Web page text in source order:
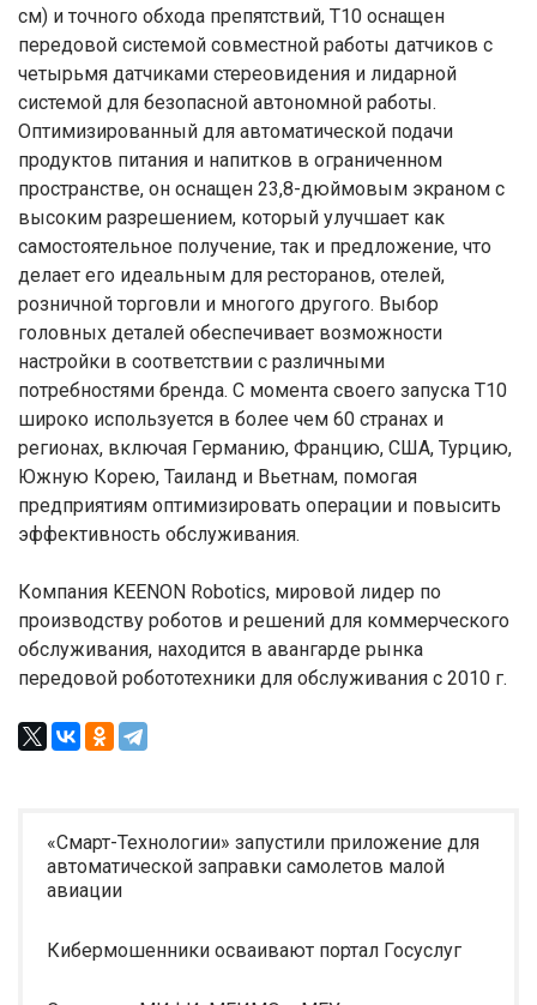
см) и точного обхода препятствий, T10 оснащен
передовой системой совместной работы датчиков с
четырьмя датчиками стереовидения и лидарной
системой для безопасной автономной работы.
Оптимизированный для автоматической подачи
продуктов питания и напитков в ограниченном
пространстве, он оснащен 23,8-дюймовым экраном с
высоким разрешением, который улучшает как
самостоятельное получение, так и предложение, что
делает его идеальным для ресторанов, отелей,
розничной торговли и многого другого. Выбор
головных деталей обеспечивает возможности
настройки в соответствии с различными
потребностями бренда. С момента своего запуска T10
широко используется в более чем 60 странах и
регионах, включая Германию, Францию, США, Турцию,
Южную Корею, Таиланд и Вьетнам, помогая
предприятиям оптимизировать операции и повысить
эффективность обслуживания.
Компания KEENON Robotics, мировой лидер по
производству роботов и решений для коммерческого
обслуживания, находится в авангарде рынка
передовой робототехники для обслуживания с 2010 г.
«Смарт-Технологии» запустили приложение для
автоматической заправки самолетов малой
авиации
Кибермошенники осваивают портал Госуслуг